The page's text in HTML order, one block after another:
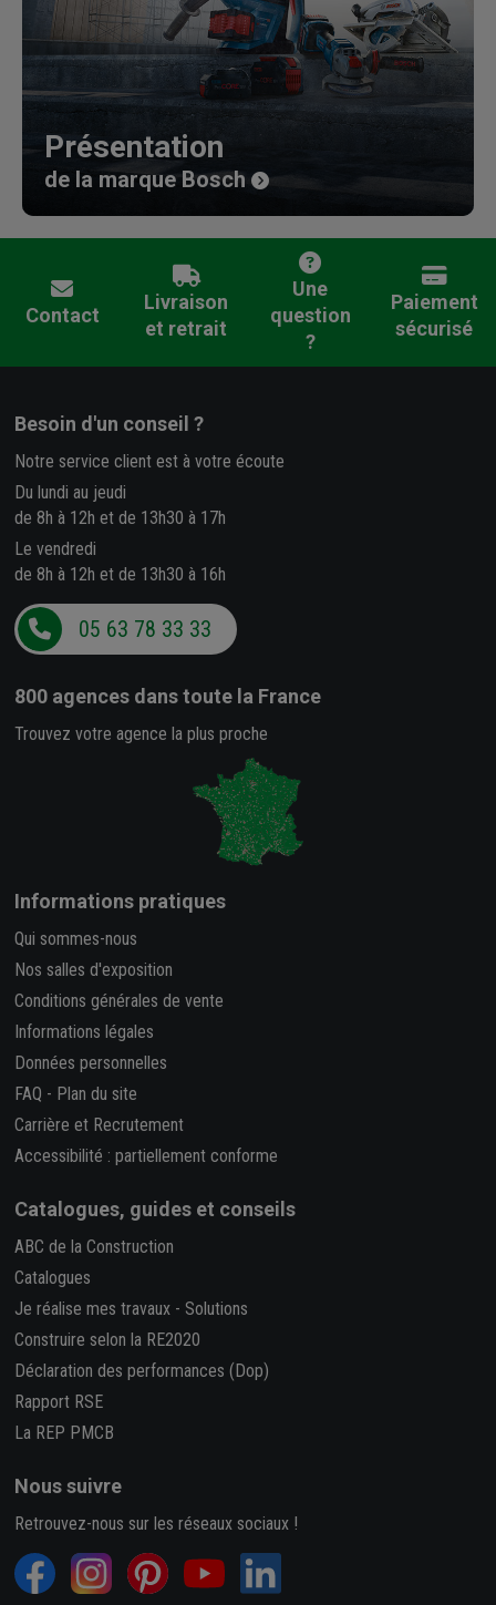
Présentation
de la marque Bosch
Contact
Livraison
et retrait
Une
question
?
Paiement
sécurisé
Besoin d'un conseil ?
Notre service client est à votre écoute
Du lundi au jeudi
de 8h à 12h et de 13h30 à 17h
Le vendredi
de 8h à 12h et de 13h30 à 16h
05 63 78 33 33
800 agences dans toute la France
Trouvez votre agence la plus proche
Informations pratiques
Qui sommes-nous
Nos salles d'exposition
Conditions générales de vente
Informations légales
Données personnelles
FAQ - Plan du site
Carrière et Recrutement
Accessibilité : partiellement conforme
Catalogues, guides et conseils
ABC de la Construction
Catalogues
Je réalise mes travaux - Solutions
Construire selon la RE2020
Déclaration des performances (Dop)
Rapport RSE
La REP PMCB
Nous suivre
Retrouvez-nous sur les réseaux sociaux !